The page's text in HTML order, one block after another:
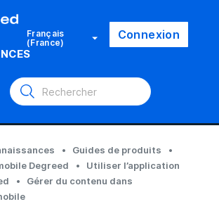
Français
(France) Connexion
Guides de produits
Degreed
Utiliser l’application
Gérer du contenu dans